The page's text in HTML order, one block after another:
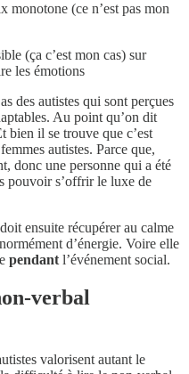
monotone (ce n’est pas mon
(ça c’est mon cas) sur
les émotions
des autistes qui sont perçues
Au point qu’on dit
bien il se trouve que c’est
autistes. Parce que,
donc une personne qui a été
pouvoir s’offrir le luxe de
ensuite récupérer au calme
d’énergie. Voire elle
pendant l’événement social.
verbal
valorisent autant le